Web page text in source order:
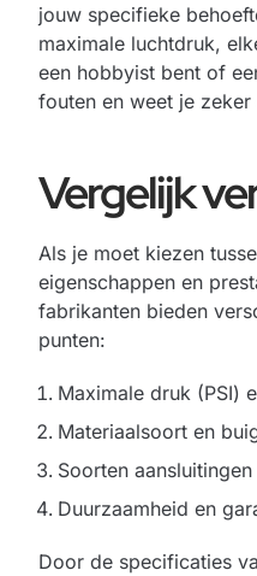
jouw specifieke
maximale luchtdruk,
een hobbyist bent of
fouten en weet je
Vergelijk
Als je moet kiezen
eigenschappen en
fabrikanten bieden
punten:
Maximale druk (PSI)
Materiaalsoort en
Soorten
Duurzaamheid en
Door de specificaties